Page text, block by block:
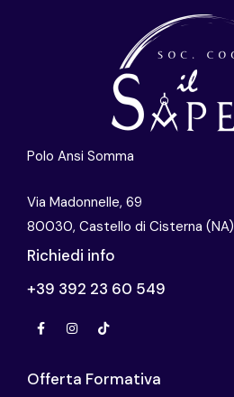
Polo Ansi Somma
Via Madonnelle, 69
80030, Castello di Cisterna (NA)
Richiedi info
+39 392 23 60 549
Offerta Formativa